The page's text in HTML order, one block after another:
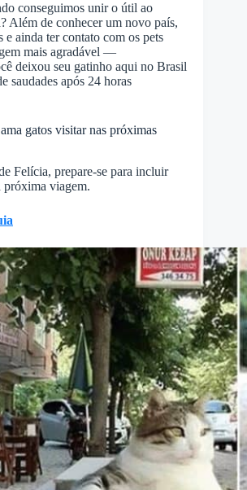
conseguimos unir o útil ao
Além de conhecer um novo país,
e ainda ter contato com os pets
mais agradável —
deixou seu gatinho aqui no Brasil
saudades após 24 horas
gatos visitar nas próximas
Felícia, prepare-se para incluir
próxima viagem.